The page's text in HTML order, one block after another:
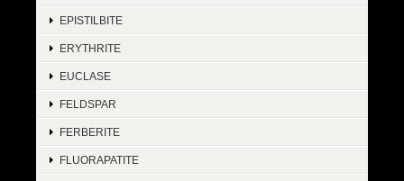
EPISTILBITE
ERYTHRITE
EUCLASE
FELDSPAR
FERBERITE
FLUORAPATITE